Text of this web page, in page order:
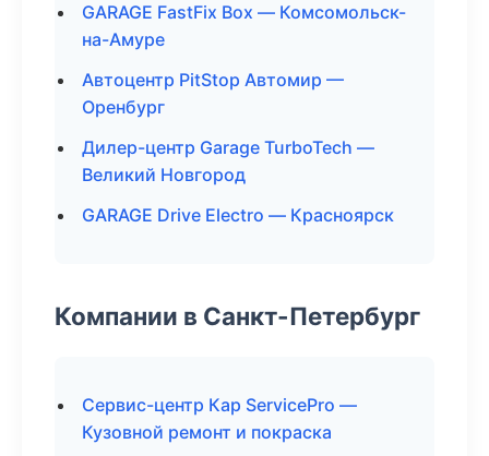
GARAGE FastFix Box — Комсомольск-
на-Амуре
Автоцентр PitStop Автомир —
Оренбург
Дилер-центр Garage TurboTech —
Великий Новгород
GARAGE Drive Electro — Красноярск
Компании в Санкт-Петербург
Сервис-центр Кар ServicePro —
Кузовной ремонт и покраска